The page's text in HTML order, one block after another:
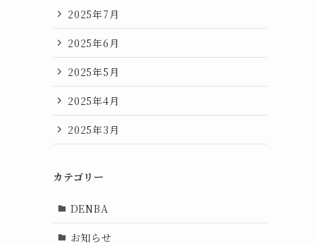
2025年7月
2025年6月
2025年5月
2025年4月
2025年3月
カテゴリー
DENBA
お知らせ